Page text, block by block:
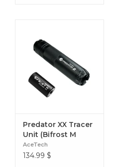
Predator XX Tracer
Unit (Bifrost M
Module)
AceTech
134.99 $